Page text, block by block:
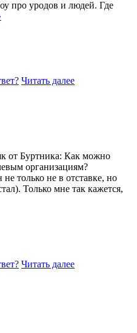
про уродов и людей. Где
Читать далее
от Буртника: Как можно
организациям?
только не в отставке, но
Только мне так кажется,
Читать далее